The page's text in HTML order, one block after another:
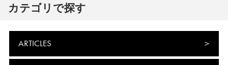
カテゴリで探す
ARTICLES